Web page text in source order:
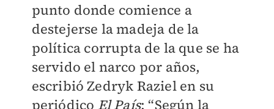
punto donde comience a
destejerse la madeja de la
política corrupta de la que se ha
servido el narco por años,
escribió Zedryk Raziel en su
periódico El País: “Según la